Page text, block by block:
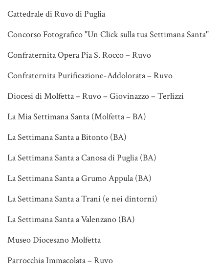
Cattedrale di Ruvo di Puglia
Concorso Fotografico "Un Click sulla tua Settimana Santa"
Confraternita Opera Pia S. Rocco – Ruvo
Confraternita Purificazione-Addolorata – Ruvo
Diocesi di Molfetta – Ruvo – Giovinazzo – Terlizzi
La Mia Settimana Santa (Molfetta – BA)
La Settimana Santa a Bitonto (BA)
La Settimana Santa a Canosa di Puglia (BA)
La Settimana Santa a Grumo Appula (BA)
La Settimana Santa a Trani (e nei dintorni)
La Settimana Santa a Valenzano (BA)
Museo Diocesano Molfetta
Parrocchia Immacolata – Ruvo